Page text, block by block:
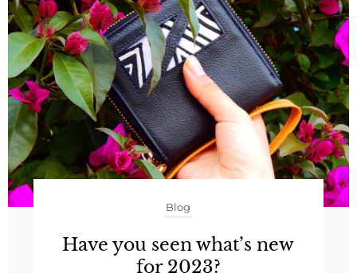
Blog
Have you seen what’s new
for 2023?